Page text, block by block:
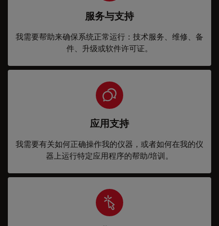
服务与支持
我需要帮助来确保系统正常运行：技术服务、维修、备
件、升级或软件许可证。
应用支持
我需要有关如何正确操作我的仪器，或者如何在我的仪
器上运行特定应用程序的帮助/培训。